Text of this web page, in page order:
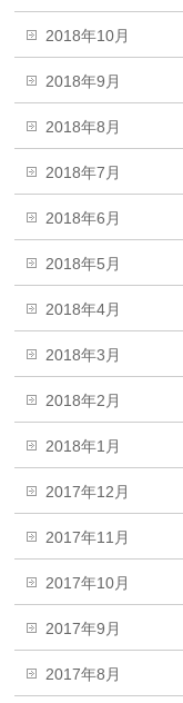
2018年10月
2018年9月
2018年8月
2018年7月
2018年6月
2018年5月
2018年4月
2018年3月
2018年2月
2018年1月
2017年12月
2017年11月
2017年10月
2017年9月
2017年8月